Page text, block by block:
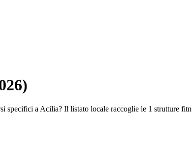
specifici a Acilia? Il listato locale raccoglie le 1 strutture